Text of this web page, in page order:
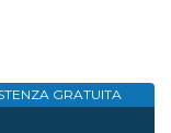
GRATUITA